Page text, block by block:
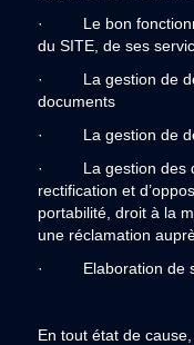
· Le bon
du SITE, de ses
· La gestion de
documents
· La gestion de
· La gestion des
rectification et
portabilité, droit à la
une réclamation
· Elaboration de
En tout état de